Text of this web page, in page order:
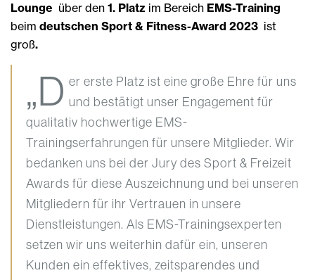
Lounge über den 1. Platz im Bereich EMS-Training
beim deutschen Sport & Fitness-Award 2023 ist
groß.
„D er erste Platz ist eine große Ehre für uns
und bestätigt unser Engagement für
qualitativ hochwertige EMS-
Trainingserfahrungen für unsere Mitglieder. Wir
bedanken uns bei der Jury des Sport & Freizeit
Awards für diese Auszeichnung und bei unseren
Mitgliedern für ihr Vertrauen in unsere
Dienstleistungen. Als EMS-Trainingsexperten
setzen wir uns weiterhin dafür ein, unseren
Kunden ein effektives, zeitsparendes und